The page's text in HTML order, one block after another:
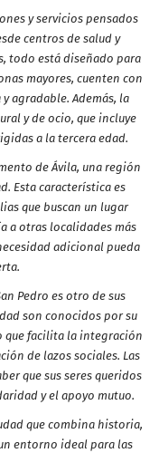
y servicios pensados
centros de salud y
todo está diseñado para
mayores, cuenten con
agradable. Además, la
y de ocio, que incluye
a la tercera edad.
de Ávila, una región
Esta característica es
que buscan un lugar
a otras localidades más
adicional pueda
Pedro es otro de sus
son conocidos por su
que facilita la integración
de lazos sociales. Las
que sus seres queridos
y el apoyo mutuo.
que combina historia,
entorno ideal para las